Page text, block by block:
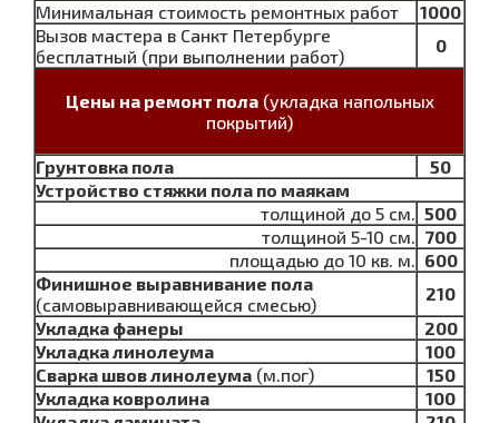
Минимальная стоимость ремонтных работ
1000
Вызов мастера в Санкт Петербурге
бесплатный (при выполнении работ)
0
Цены на ремонт пола(укладка напольных
покрытий)
Грунтовка пола
50
Устройство стяжки пола по маякам
толщиной до 5 см. 500
толщиной 5-10 см. 700
площадью до 10 кв. м. 600
Финишное выравнивание пола
(самовыравнивающейся смесью)
210
Укладка фанеры
200
Укладка линолеума
100
Сварка швов линолеума (м.пог)
150
Укладка ковролина
100